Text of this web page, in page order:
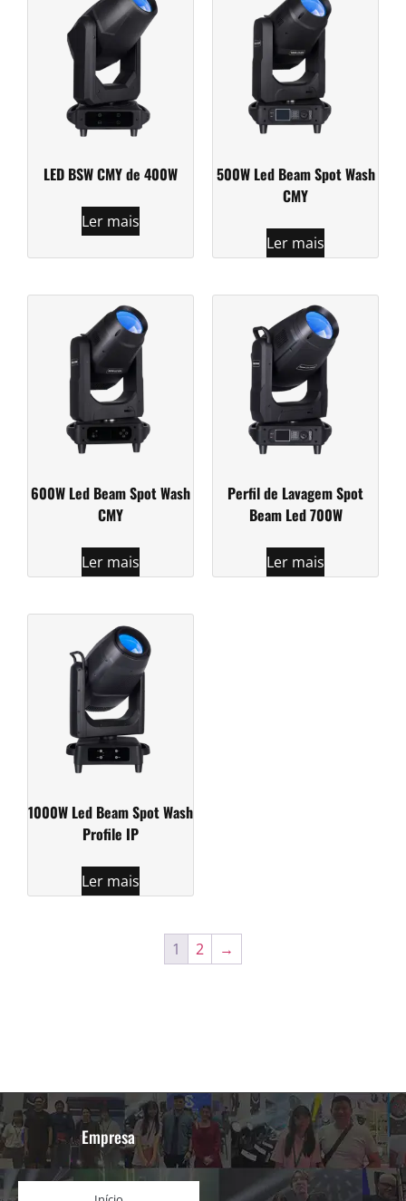
LED BSW CMY de 400W
Ler mais
500W Led Beam Spot Wash
CMY
Ler mais
600W Led Beam Spot Wash
CMY
Ler mais
Perfil de Lavagem Spot
Beam Led 700W
Ler mais
1000W Led Beam Spot Wash
Profile IP
Ler mais
1 2 →
Empresa